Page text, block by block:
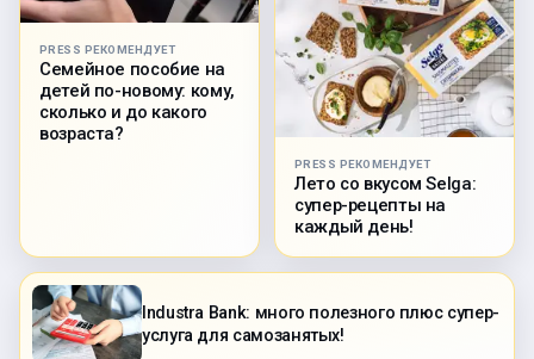
PRESS РЕКОМЕНДУЕТ
Семейное пособие на
детей по-новому: кому,
сколько и до какого
возраста?
PRESS РЕКОМЕНДУЕТ
Лето со вкусом Selga:
супер-рецепты на
каждый день!
Industra Bank: много полезного плюс супер-
услуга для самозанятых!